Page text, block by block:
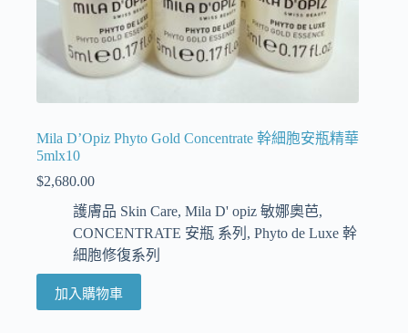
Mila D’Opiz Phyto Gold Concentrate 幹細胞安瓶精華
5mlx10
$2,680.00
護膚品 Skin Care, Mila D' opiz 敏娜奧芭,
CONCENTRATE 安瓶 系列 , Phyto de Luxe 幹
細胞修復系列
加入購物車